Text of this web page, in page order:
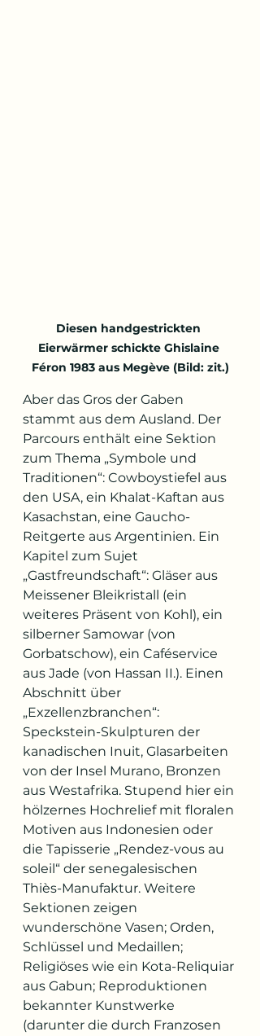
Diesen handgestrickten
Eierwärmer schickte Ghislaine
Féron 1983 aus Megève (Bild: zit.)
Aber das Gros der Gaben
stammt aus dem Ausland. Der
Parcours enthält eine Sektion
zum Thema „Symbole und
Traditionen“: Cowboystiefel aus
den USA, ein Khalat-Kaftan aus
Kasachstan, eine Gaucho-
Reitgerte aus Argentinien. Ein
Kapitel zum Sujet
„Gastfreundschaft“: Gläser aus
Meissener Bleikristall (ein
weiteres Präsent von Kohl), ein
silberner Samowar (von
Gorbatschow), ein Caféservice
aus Jade (von Hassan II.). Einen
Abschnitt über
„Exzellenzbranchen“:
Speckstein-Skulpturen der
kanadischen Inuit, Glasarbeiten
von der Insel Murano, Bronzen
aus Westafrika. Stupend hier ein
hölzernes Hochrelief mit floralen
Motiven aus Indonesien oder
die Tapisserie „Rendez-vous au
soleil“ der senegalesischen
Thiès-Manufaktur. Weitere
Sektionen zeigen
wunderschöne Vasen; Orden,
Schlüssel und Medaillen;
Religiöses wie ein Kota-Reliquiar
aus Gabun; Reproduktionen
bekannter Kunstwerke
(darunter die durch Franzosen